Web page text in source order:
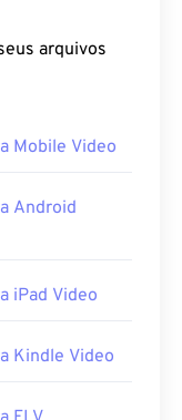
arquivos
Mobile Video
Android
iPad Video
Kindle Video